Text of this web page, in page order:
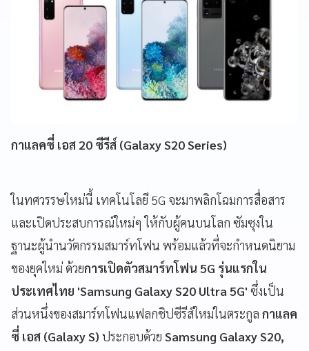
กาแลคซี่ เอส 20 ซีรีส์ (Galaxy S20 Series)
ในทศวรรษใหม่นี้ เทคโนโลยี 5G จะมาพลิกโฉมการสื่อสาร
และเปิดประสบการณ์ใหม่ๆ ให้กับผู้คนบนโลก ซัมซุงใน
ฐานะผู้นำนวัตกรรมสมาร์ทโฟน พร้อมแล้วที่จะกำหนดนิยาม
ของยุคใหม่ ด้วยการเปิดตัวสมาร์ทโฟน 5G รุ่นแรกใน
ประเทศไทย 'Samsung Galaxy S20 Ultra 5G' ซึ่งเป็น
ส่วนหนึ่งของสมาร์ทโฟนแฟลกชิปซีรีส์ใหม่ในตระกูล กาแลค
ซี่ เอส (Galaxy S) ประกอบด้วย Samsung Galaxy S20,